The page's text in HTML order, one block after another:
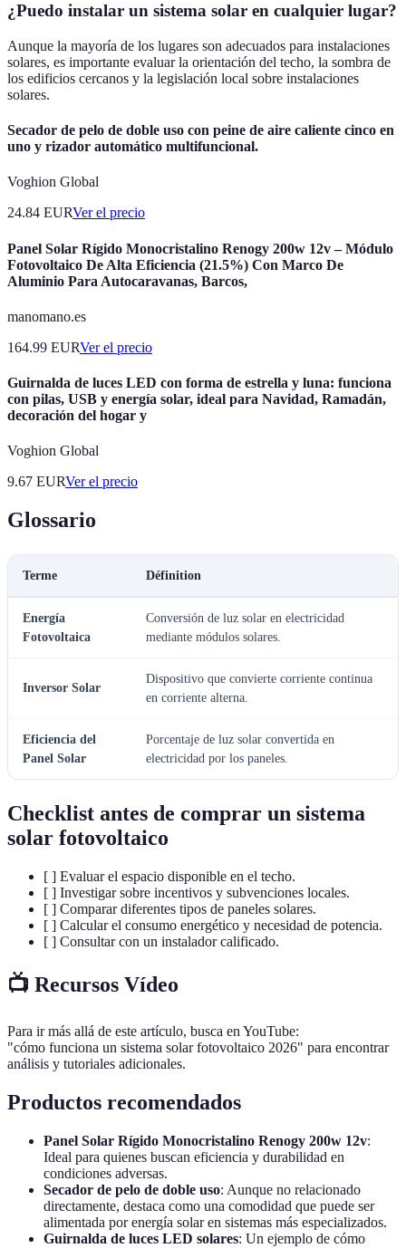
¿Puedo instalar un sistema solar en cualquier lugar?
Aunque la mayoría de los lugares son adecuados para instalaciones
solares, es importante evaluar la orientación del techo, la sombra de
los edificios cercanos y la legislación local sobre instalaciones
solares.
Secador de pelo de doble uso con peine de aire caliente cinco en
uno y rizador automático multifuncional.
Voghion Global
24.84 EURVer el precio
Panel Solar Rígido Monocristalino Renogy 200w 12v – Módulo
Fotovoltaico De Alta Eficiencia (21.5%) Con Marco De
Aluminio Para Autocaravanas, Barcos,
manomano.es
164.99 EURVer el precio
Guirnalda de luces LED con forma de estrella y luna: funciona
con pilas, USB y energía solar, ideal para Navidad, Ramadán,
decoración del hogar y
Voghion Global
9.67 EURVer el precio
Glossario
Terme Définition
Energía
Fotovoltaica
Conversión de luz solar en electricidad
mediante módulos solares.
Inversor Solar
Dispositivo que convierte corriente continua
en corriente alterna.
Eficiencia del
Panel Solar
Porcentaje de luz solar convertida en
electricidad por los paneles.
Checklist antes de comprar un sistema
solar fotovoltaico
[ ] Evaluar el espacio disponible en el techo.
[ ] Investigar sobre incentivos y subvenciones locales.
[ ] Comparar diferentes tipos de paneles solares.
[ ] Calcular el consumo energético y necesidad de potencia.
[ ] Consultar con un instalador calificado.
📺 Recursos Vídeo
Para ir más allá de este artículo, busca en YouTube:
"cómo funciona un sistema solar fotovoltaico 2026" para encontrar
análisis y tutoriales adicionales.
Productos recomendados
Panel Solar Rígido Monocristalino Renogy 200w 12v:
Ideal para quienes buscan eficiencia y durabilidad en
condiciones adversas.
Secador de pelo de doble uso: Aunque no relacionado
directamente, destaca como una comodidad que puede ser
alimentada por energía solar en sistemas más especializados.
Guirnalda de luces LED solares: Un ejemplo de cómo